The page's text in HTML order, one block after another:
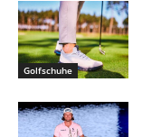
Golfschuhe